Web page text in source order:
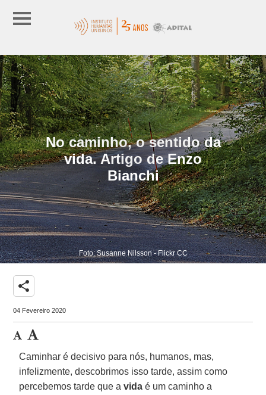
No caminho, o sentido da
vida. Artigo de Enzo
Bianchi
Foto: Susanne Nilsson - Flickr CC
share
04 Fevereiro 2020
Caminhar é decisivo para nós, humanos, mas,
infelizmente, descobrimos isso tarde, assim como
percebemos tarde que avida é um caminho a